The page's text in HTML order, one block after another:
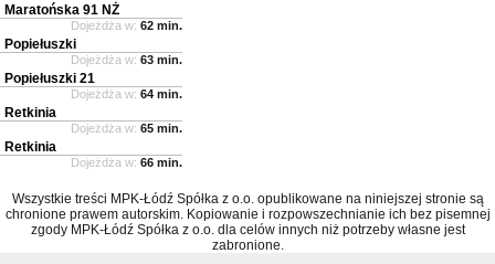
Maratońska 91 NŻ
Dojeżdża w: 62 min.
Popiełuszki
Dojeżdża w: 63 min.
Popiełuszki 21
Dojeżdża w: 64 min.
Retkinia
Dojeżdża w: 65 min.
Retkinia
Dojeżdża w: 66 min.
Wszystkie treści MPK-Łódź Spółka z o.o. opublikowane na niniejszej stronie są
chronione prawem autorskim. Kopiowanie i rozpowszechnianie ich bez pisemnej
zgody MPK-Łódź Spółka z o.o. dla celów innych niż potrzeby własne jest
zabronione.